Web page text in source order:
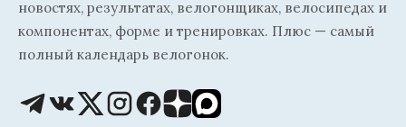
новостях, результатах, велогонщиках, велосипедах и
компонентах, форме и тренировках. Плюс — самый
полный календарь велогонок.